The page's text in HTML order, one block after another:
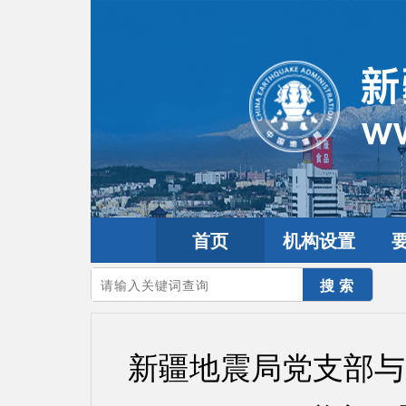
首页 机构设置
您的当前位置：首页>要闻动态
新疆地震局党支部